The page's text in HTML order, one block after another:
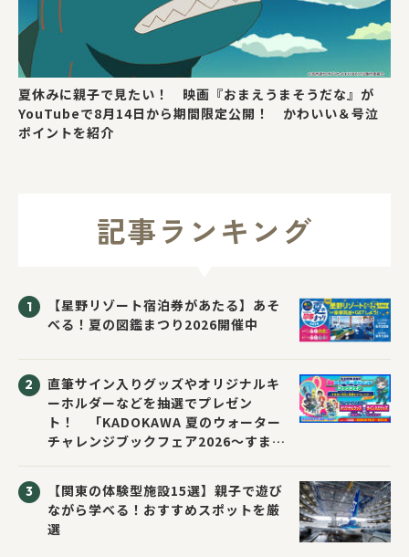
夏休みに親子で見たい！ 映画『おまえうまそうだな』が
YouTubeで8月14日から期間限定公開！ かわいい＆号泣
ポイントを紹介
記事ランキング
【星野リゾート宿泊券があたる】あそ
べる！夏の図鑑まつり2026開催中
直筆サイン入りグッズやオリジナルキ
ーホルダーなどを抽選でプレゼン
ト！ 「KADOKAWA 夏のウォーター
チャレンジブックフェア2026～すまな
【関東の体験型施設15選】親子で遊び
ながら学べる！おすすめスポットを厳
選